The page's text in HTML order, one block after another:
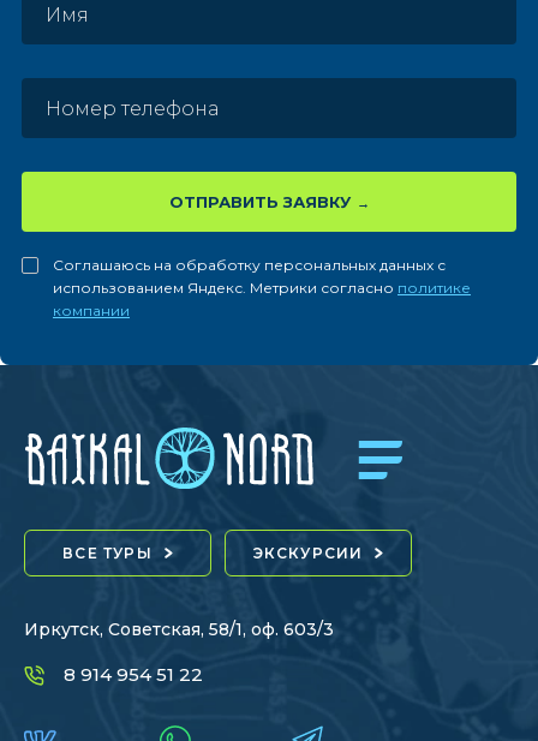
ОТПРАВИТЬ ЗАЯВКУ
Соглашаюсь на обработку персональных данных с
использованием Яндекс. Метрики согласно политике
компании
ВСЕ ТУРЫ ЭКСКУРСИИ
Иркутск, Советская, 58/1, оф. 603/3
8 914 954 51 22